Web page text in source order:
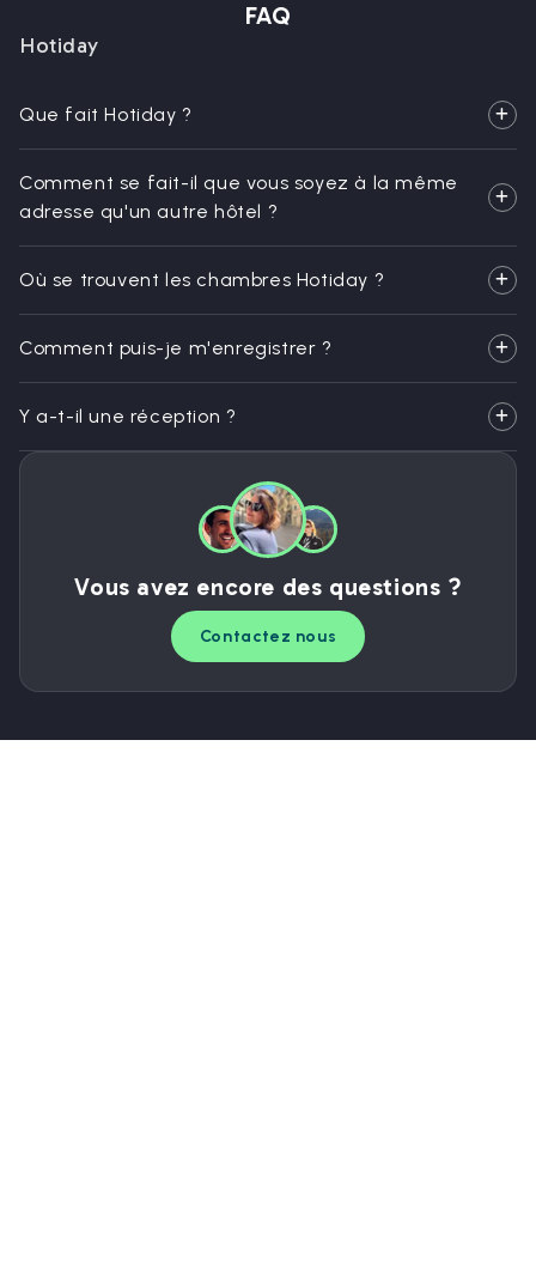
FAQ
Hotiday
Que fait Hotiday ?
Comment se fait-il que vous soyez à la même
adresse qu'un autre hôtel ?
Où se trouvent les chambres Hotiday ?
Comment puis-je m'enregistrer ?
Y a-t-il une réception ?
Vous avez encore des questions ?
Contactez nous